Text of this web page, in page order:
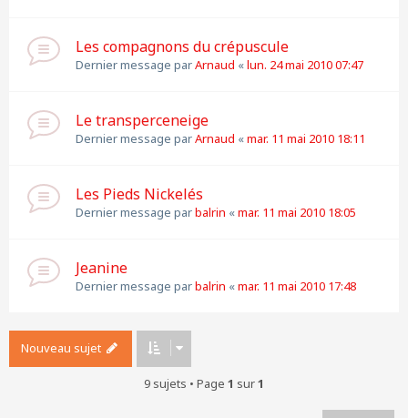
Les compagnons du crépuscule
Dernier message parArnaud «lun. 24 mai 2010 07:47
Le transperceneige
Dernier message parArnaud «mar. 11 mai 2010 18:11
Les Pieds Nickelés
Dernier message parbalrin «mar. 11 mai 2010 18:05
Jeanine
Dernier message parbalrin «mar. 11 mai 2010 17:48
Nouveau sujet
9 sujets • Page 1 sur1